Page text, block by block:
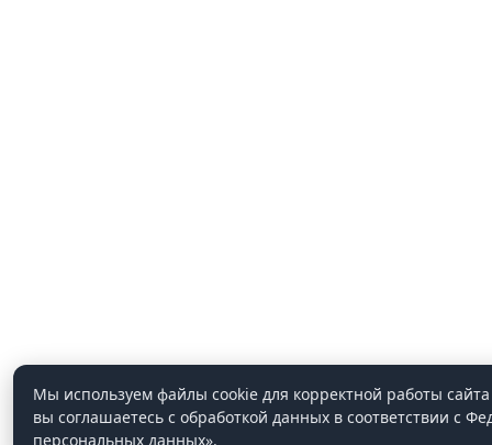
Мы используем файлы cookie для корректной работы
вы соглашаетесь с обработкой данных в соответствии с
персональных данных».